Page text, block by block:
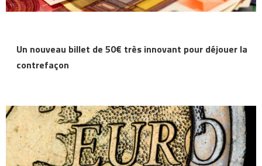
Un nouveau billet de 50€ très innovant pour déjouer la
contrefaçon